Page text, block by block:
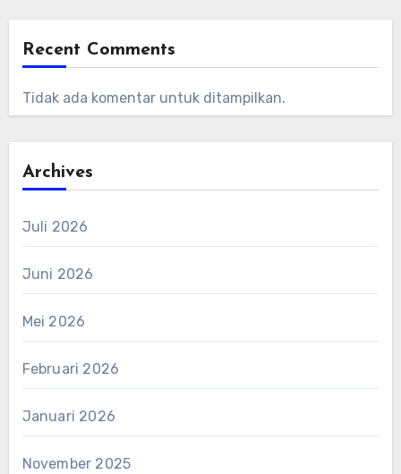
Recent Comments
Tidak ada komentar untuk ditampilkan.
Archives
Juli 2026
Juni 2026
Mei 2026
Februari 2026
Januari 2026
November 2025